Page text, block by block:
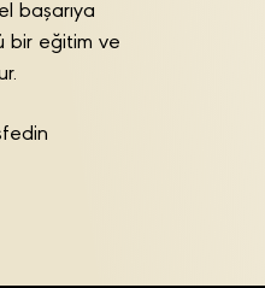
başarıya
bir eğitim ve